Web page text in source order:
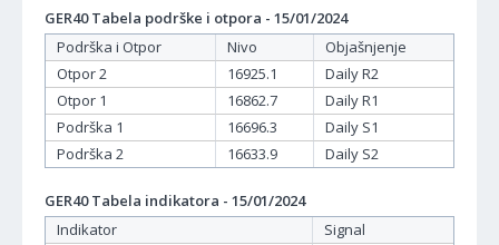
GER40 Tabela podrške i otpora - 15/01/2024
Podrška i Otpor
Nivo
Objašnjenje
Otpor 2
16925.1
Daily R2
Otpor 1
16862.7
Daily R1
Podrška 1
16696.3
Daily S1
Podrška 2
16633.9 Daily S2
GER40 Tabela indikatora - 15/01/2024
Indikator
Signal